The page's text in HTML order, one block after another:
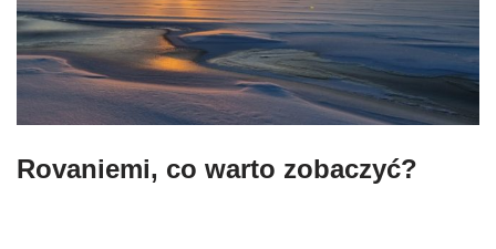
Rovaniemi, co warto zobaczyć?